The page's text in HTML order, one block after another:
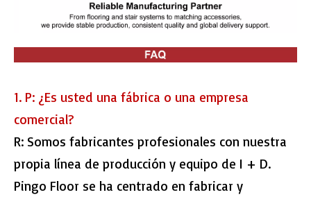
1. P: ¿Es usted una fábrica o una empresa
comercial?
R: Somos fabricantes profesionales con nuestra
propia línea de producción y equipo de I + D.
Pingo Floor se ha centrado en fabricar y